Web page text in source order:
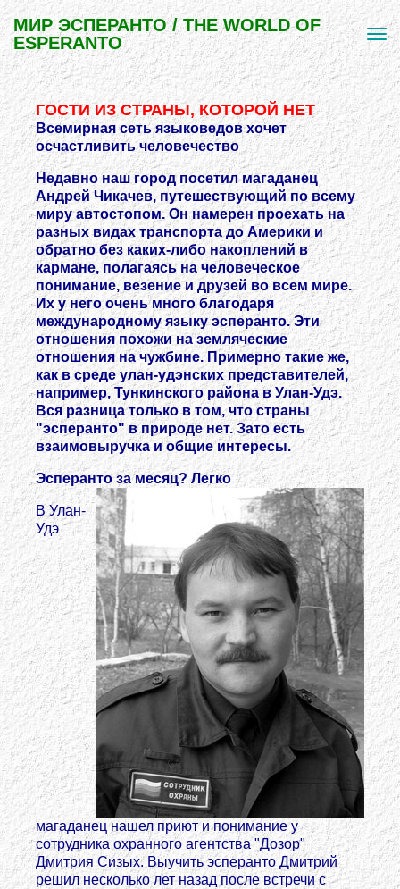
МИР ЭСПЕРАНТО / THE WORLD OF
ESPERANTO
ГОСТИ ИЗ СТРАНЫ, КОТОРОЙ НЕТ
Всемирная сеть языковедов хочет
осчастливить человечество
Недавно наш город посетил магаданец
Андрей Чикачев, путешествующий по всему
миру автостопом. Он намерен проехать на
разных видах транспорта до Америки и
обратно без каких-либо накоплений в
кармане, полагаясь на человеческое
понимание, везение и друзей во всем мире.
Их у него очень много благодаря
международному языку эсперанто. Эти
отношения похожи на земляческие
отношения на чужбине. Примерно такие же,
как в среде улан-удэнских представителей,
например, Тункинского района в Улан-Удэ.
Вся разница только в том, что страны
"эсперанто" в природе нет. Зато есть
взаимовыручка и общие интересы.
Эсперанто за месяц? Легко
В Улан-
Удэ
магаданец нашел приют и понимание у
сотрудника охранного агентства "Дозор"
Дмитрия Сизых. Выучить эсперанто Дмитрий
решил несколько лет назад после встречи с